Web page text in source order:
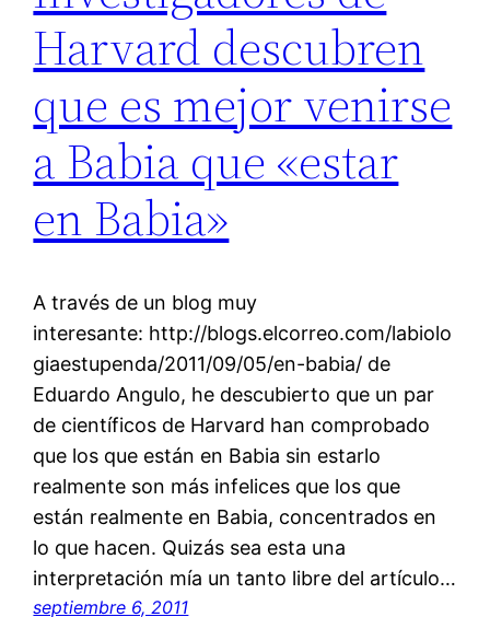
Harvard descubren
que es mejor venirse
a Babia que «estar
en Babia»
A través de un blog muy
interesante: http://blogs.elcorreo.com/labiolo
giaestupenda/2011/09/05/en-babia/ de
Eduardo Angulo, he descubierto que un par
de científicos de Harvard han comprobado
que los que están en Babia sin estarlo
realmente son más infelices que los que
están realmente en Babia, concentrados en
lo que hacen. Quizás sea esta una
interpretación mía un tanto libre del artículo…
septiembre 6, 2011